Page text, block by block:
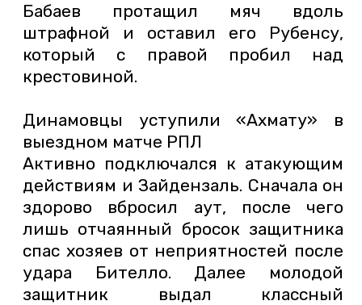
Бабаев протащил мяч вдоль
штрафной и оставил его Рубенсу,
который с правой пробил над
крестовиной.
Динамовцы уступили «Ахмату» в
выездном матче РПЛ
Активно подключался к атакующим
действиям и Зайдензаль. Сначала он
здорово вбросил аут, после чего
лишь отчаянный бросок защитника
спас хозяев от неприятностей после
удара Бителло. Далее молодой
защитник выдал классный